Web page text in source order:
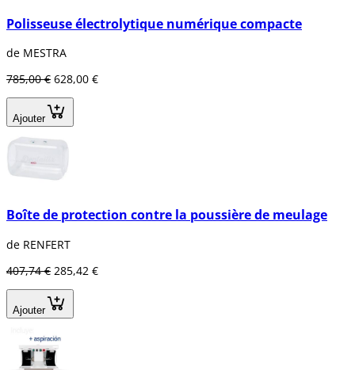
Polisseuse électrolytique numérique compacte
de MESTRA
785,00 € 628,00 €
Ajouter
Boîte de protection contre la poussière de meulage
de RENFERT
407,74 € 285,42 €
Ajouter